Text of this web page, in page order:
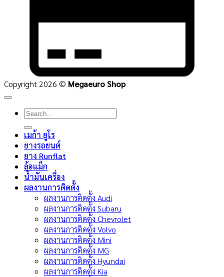
Copyright 2026 © Megaeuro Shop
Search
เมก้า ยูโร
ยางรถยนต์
ยาง Runflat
ล้อแม็ก
น้ำมันเครื่อง
ผลงานการติดตั้ง
ผลงานการติดตั้ง Audi
ผลงานการติดตั้ง Subaru
ผลงานการติดตั้ง Chevrolet
ผลงานการติดตั้ง Volvo
ผลงานการติดตั้ง Mini
ผลงานการติดตั้ง MG
ผลงานการติดตั้ง Hyundai
ผลงานการติดตั้ง Kia